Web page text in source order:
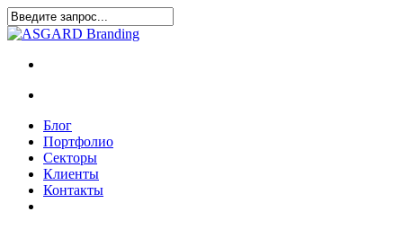
Блог
Портфолио
Секторы
Клиенты
Контакты